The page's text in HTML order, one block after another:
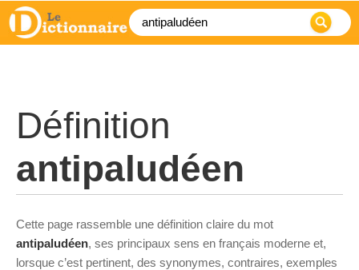
Définition
antipaludéen
Cette page rassemble une définition claire du mot
antipaludéen, ses principaux sens en français moderne et,
lorsque c’est pertinent, des synonymes, contraires, exemples